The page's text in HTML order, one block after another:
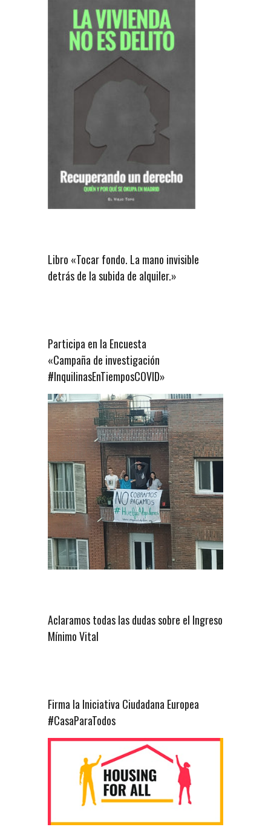
Libro «Tocar fondo. La mano invisible
detrás de la subida de alquiler.»
Participa en la Encuesta
«Campaña de investigación
#InquilinasEnTiemposCOVID»
Aclaramos todas las dudas sobre el Ingreso
Mínimo Vital
Firma la Iniciativa Ciudadana Europea
#CasaParaTodos